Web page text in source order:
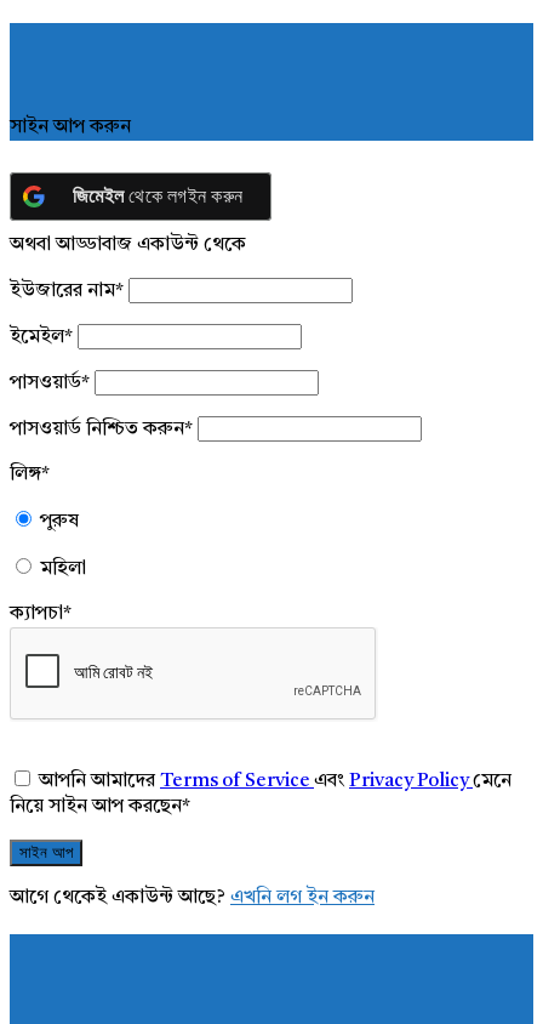
সাইন আপ করুন
জিমেইলথেকে লগইন করুন
অথবা আড্ডাবাজ একাউন্ট থেকে
ইউজারের নাম*
ইমেইল*
পাসওয়ার্ড*
পাসওয়ার্ড নিশ্চিত করুন*
লিঙ্গ*
পুরুষ
মহিলা
ক্যাপচা*
আপনি আমাদেরTerms of Service এবং Privacy Policyমেনে
নিয়ে সাইন আপ করছেন*
আগে থেকেই একাউন্ট আছে? এখনি লগ ইন করুন